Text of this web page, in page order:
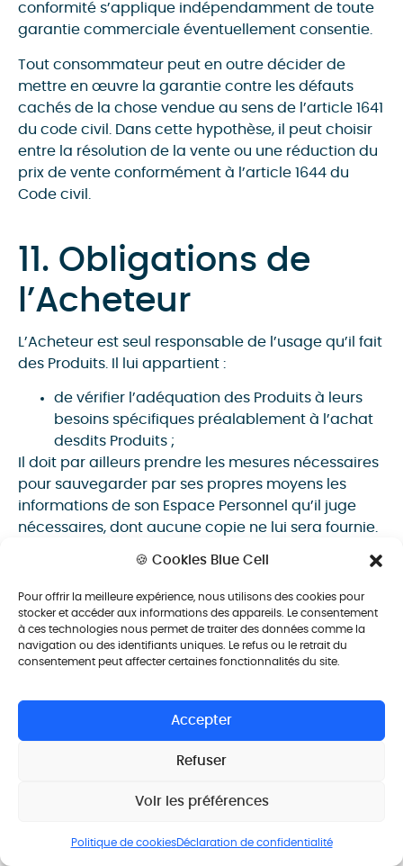
🍪 Cookies Blue Cell
Pour offrir la meilleure expérience, nous utilisons des cookies pour
stocker et accéder aux informations des appareils. Le consentement
à ces technologies nous permet de traiter des données comme la
navigation ou des identifiants uniques. Le refus ou le retrait du
consentement peut affecter certaines fonctionnalités du site.
Accepter
Refuser
Voir les préférences
Politique de cookiesDéclaration de confidentialité
conformité s’applique indépendamment de toute
garantie commerciale éventuellement consentie.
Tout consommateur peut en outre décider de
mettre en œuvre la garantie contre les défauts
cachés de la chose vendue au sens de l’article 1641
du code civil. Dans cette hypothèse, il peut choisir
entre la résolution de la vente ou une réduction du
prix de vente conformément à l’article 1644 du
Code civil.
11. Obligations de
l’Acheteur
L’Acheteur est seul responsable de l’usage qu’il fait
des Produits. Il lui appartient :
de vérifier l’adéquation des Produits à leurs
besoins spécifiques préalablement à l’achat
desdits Produits ;
Il doit par ailleurs prendre les mesures nécessaires
pour sauvegarder par ses propres moyens les
informations de son Espace Personnel qu’il juge
nécessaires, dont aucune copie ne lui sera fournie.
12. Responsabilité de
la Société
le fonctionnement et l’accessibilité du Site. A
ce titre, la Société se réserve la faculté
d’interrompre momentanément l’accès au
même, la Société ne saurait être tenue
momentanées d’accès au Site qui auraient